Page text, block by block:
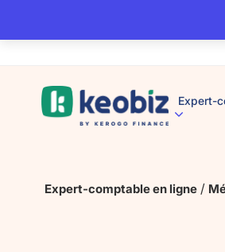
A
c
c
u
Expert-
Expert-comptable en ligne /